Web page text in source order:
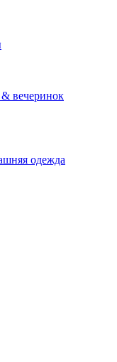
вечеринок
одежда